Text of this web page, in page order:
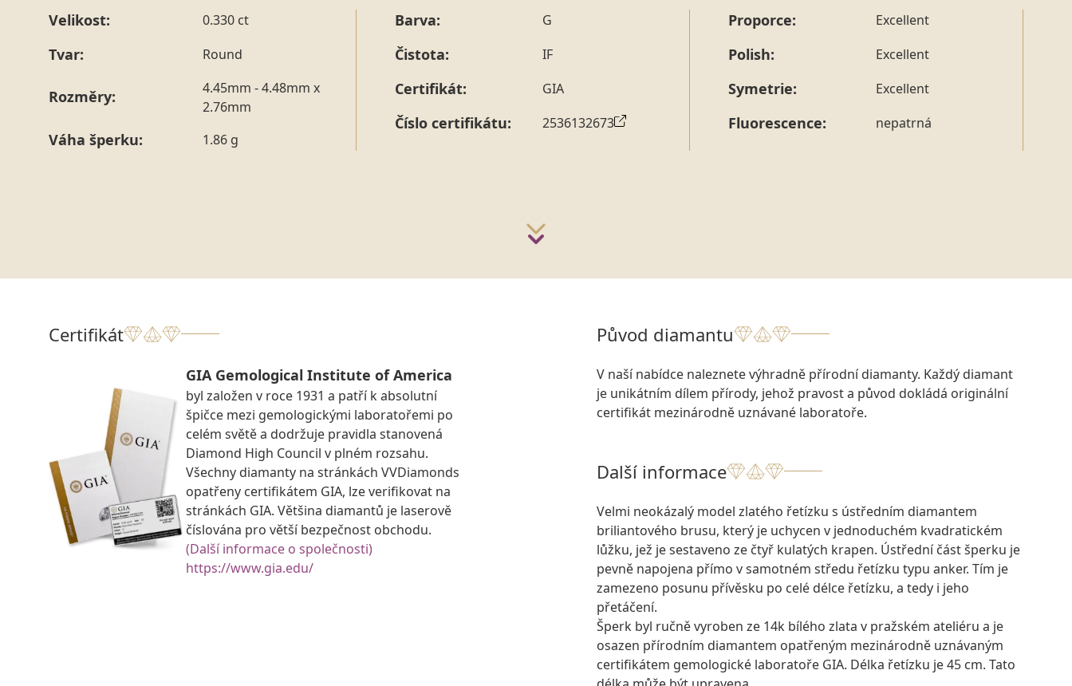
Velikost: 0.330 ct
Tvar: Round
Rozměry:
4.45mm - 4.48mm x
2.76mm
Váha šperku: 1.86 g
Barva: G
Čistota: IF
Certifikát: GIA
Číslo certifikátu: 2536132673
Proporce: Excellent
Polish: Excellent
Symetrie: Excellent
Fluorescence: nepatrná
Certifikát
GIA Gemological Institute of America
byl založen v roce 1931 a patří k absolutní
špičce mezi gemologickými laboratořemi po
celém světě a dodržuje pravidla stanovená
Diamond High Council v plném rozsahu.
Všechny diamanty na stránkách VVDiamonds
opatřeny certifikátem GIA, lze verifikovat na
stránkách GIA. Většina diamantů je laserově
číslována pro větší bezpečnost obchodu.
(Další informace o společnosti)
https://www.gia.edu/
Původ diamantu
V naší nabídce naleznete výhradně přírodní diamanty. Každý diamant
je unikátním dílem přírody, jehož pravost a původ dokládá originální
certifikát mezinárodně uznávané laboratoře.
Další informace
Velmi neokázalý model zlatého řetízku s ústředním diamantem
briliantového brusu, který je uchycen v jednoduchém kvadratickém
lůžku, jež je sestaveno ze čtyř kulatých krapen. Ústřední část šperku je
pevně napojena přímo v samotném středu řetízku typu anker. Tím je
zamezeno posunu přívěsku po celé délce řetízku, a tedy i jeho
přetáčení.
Šperk byl ručně vyroben ze 14k bílého zlata v pražském ateliéru a je
osazen přírodním diamantem opatřeným mezinárodně uznávaným
certifikátem gemologické laboratoře GIA. Délka řetízku je 45 cm. Tato